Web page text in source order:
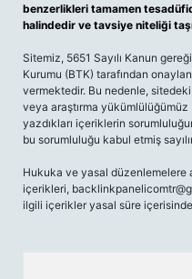
benzerlikleri tamamen
halindedir ve tavsiye niteliği
Sitemiz, 5651 Sayılı Kanun
Kurumu (BTK) tarafından
vermektedir. Bu nedenle,
veya araştırma
yazdıkları içeriklerin
bu sorumluluğu kabul etmiş
Hukuka ve yasal düzenlemelere
içerikleri,
ilgili içerikler yasal süre